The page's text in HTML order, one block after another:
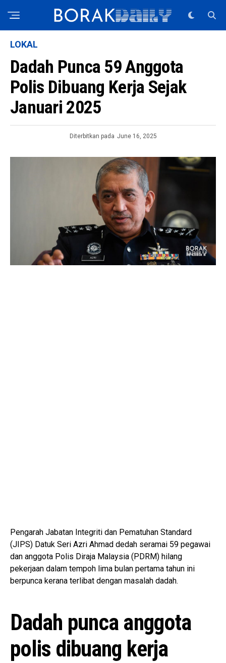
LOKAL
Dadah Punca 59 Anggota
Polis Dibuang Kerja Sejak
Januari 2025
Diterbitkan pada June 16, 2025
Pengarah Jabatan Integriti dan Pematuhan Standard
(JIPS) Datuk Seri Azri Ahmad dedah seramai 59 pegawai
dan anggota Polis Diraja Malaysia (PDRM) hilang
pekerjaan dalam tempoh lima bulan pertama tahun ini
berpunca kerana terlibat dengan masalah dadah.
Dadah punca anggota
polis dibuang kerja